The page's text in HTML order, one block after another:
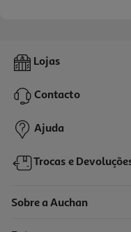
Figura Minix Argentine
14,99 €
Lojas
Contacto
Ajuda
Trocas e
Sobre a Auchan